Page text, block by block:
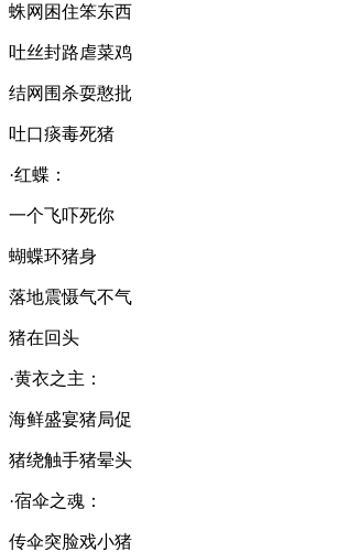
蛛网困住笨东西
吐丝封路虐菜鸡
结网围杀耍憨批
吐口痰毒死猪
·红蝶：
一个飞吓死你
蝴蝶环猪身
落地震慑气不气
猪在回头
·黄衣之主：
海鲜盛宴猪局促
猪绕触手猪晕头
·宿伞之魂：
传伞突脸戏小猪